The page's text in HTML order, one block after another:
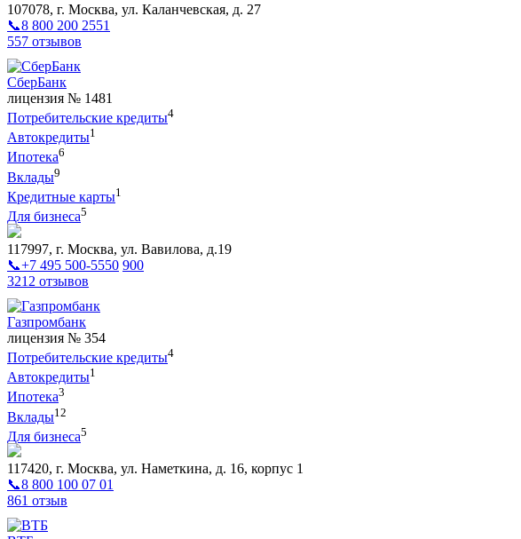
107078, г. Москва, ул. Каланчевская, д. 27
📞8 800 200 2551
557 отзывов
СберБанк
лицензия № 1481
Потребительские кредиты4
Автокредиты1
Ипотека6
Вклады9
Кредитные карты1
Для бизнеса5
117997, г. Москва, ул. Вавилова, д.19
📞+7 495 500-5550 900
3212 отзывов
Газпромбанк
лицензия № 354
Потребительские кредиты4
Автокредиты1
Ипотека3
Вклады12
Для бизнеса5
117420, г. Москва, ул. Наметкина, д. 16, корпус 1
📞8 800 100 07 01
861 отзыв